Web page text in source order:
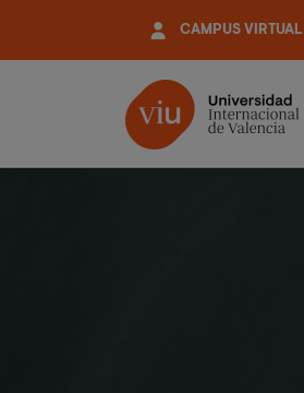
contenido
CAMPUS VIRTUAL